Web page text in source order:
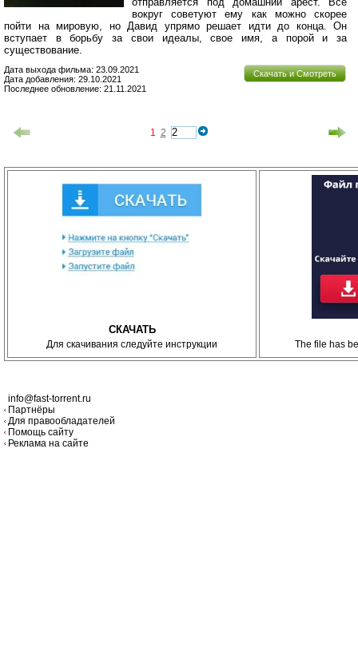
вокруг советуют ему как можно скорее
пойти на мировую, но Давид упрямо решает идти до конца. Он
вступает в борьбу за свои идеалы, свое имя, а порой и за
существование.
Скачать и Смотреть
Дата выхода фильма: 23.09.2021
Дата добавления: 29.10.2021
Последнее обновление: 21.11.2021
1 2
СКАЧАТЬ
Для скачивания следуйте инструкции The file has
info@fast-torrent.ru
Партнёры
Для правообладателей
Помощь сайту
Реклама на сайте